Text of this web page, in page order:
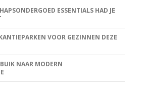
ESSENTIALS HAD JE
VOOR GEZINNEN DEZE
NAAR MODERN